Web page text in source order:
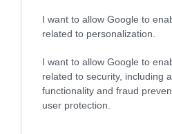
I want to allow Google to
related to personalization.
I want to allow Google to
related to security, including
functionality and fraud
user protection.
Olvasd el ezt is!
Egy majdnem Föld-
rejtőzhet a